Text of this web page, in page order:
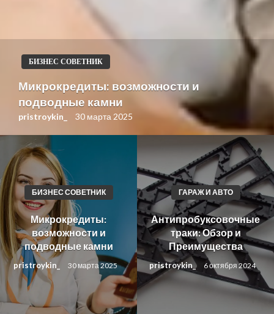
БИЗНЕС СОВЕТНИК
Микрокредиты: возможности и
подводные камни
pristroykin_ 30 марта 2025
БИЗНЕС СОВЕТНИК
Микрокредиты:
возможности и
подводные камни
pristroykin_ 30 марта 2025
ГАРАЖ И АВТО
Антипробуксовочные
траки: Обзор и
Преимущества
pristroykin_ 6 октября 2024